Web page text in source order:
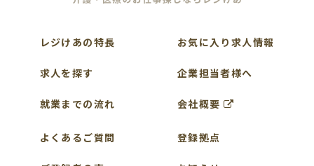
レジけあの特長
求人を探す
就業までの流れ
よくあるご質問
お気に入り求人情報
企業担当者様へ
会社概要
登録拠点